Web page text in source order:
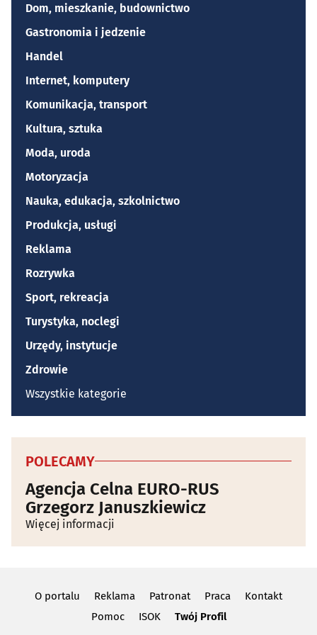
Dom, mieszkanie, budownictwo
Gastronomia i jedzenie
Handel
Internet, komputery
Komunikacja, transport
Kultura, sztuka
Moda, uroda
Motoryzacja
Nauka, edukacja, szkolnictwo
Produkcja, usługi
Reklama
Rozrywka
Sport, rekreacja
Turystyka, noclegi
Urzędy, instytucje
Zdrowie
Wszystkie kategorie
POLECAMY
Agencja Celna EURO-RUS
Grzegorz Januszkiewicz
Więcej informacji
O portalu Reklama Patronat Praca
Kontakt
Pomoc
ISOK Twój Profil